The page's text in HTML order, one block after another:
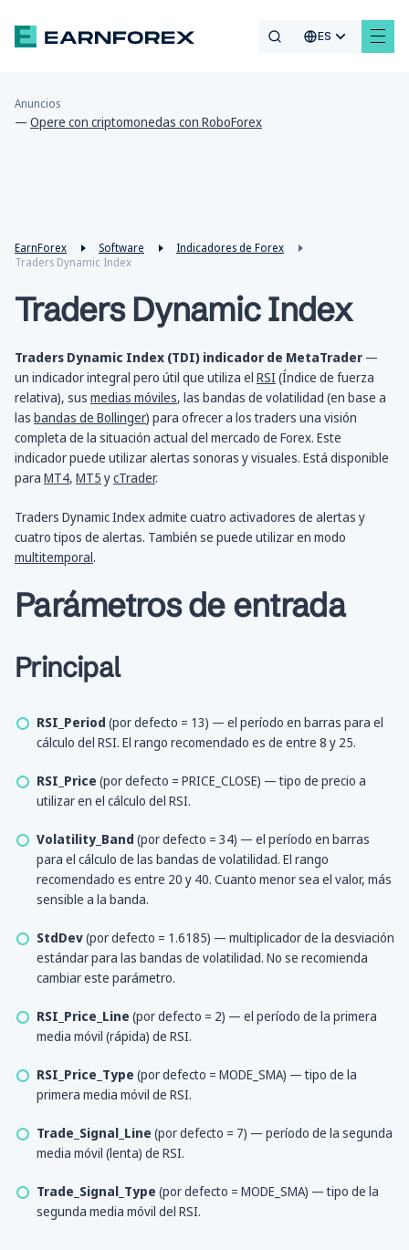
ES
Anuncios
— Opere con criptomonedas con RoboForex
EarnForex Software
Indicadores de Forex
Traders Dynamic Index
Traders Dynamic Index
Traders Dynamic Index (TDI) indicador de MetaTrader —
un indicador integral pero útil que utiliza el RSI (Índice de fuerza
relativa), sus medias móviles, las bandas de volatilidad (en base a
las bandas de Bollinger) para ofrecer a los traders una visión
completa de la situación actual del mercado de Forex. Este
indicador puede utilizar alertas sonoras y visuales. Está disponible
para MT4, MT5 ycTrader.
Traders Dynamic Index admite cuatro activadores de alertas y
cuatro tipos de alertas. También se puede utilizar en modo
multitemporal.
Parámetros de entrada
Principal
RSI_Period (por defecto = 13) — el período en barras para el
cálculo del RSI. El rango recomendado es de entre 8 y 25.
RSI_Price (por defecto = PRICE_CLOSE) — tipo de precio a
utilizar en el cálculo del RSI.
Volatility_Band (por defecto = 34) — el período en barras
para el cálculo de las bandas de volatilidad. El rango
recomendado es entre 20 y 40. Cuanto menor sea el valor, más
sensible a la banda.
StdDev(por defecto = 1.6185) — multiplicador de la desviación
estándar para las bandas de volatilidad. No se recomienda
cambiar este parámetro.
RSI_Price_Line (por defecto = 2) — el período de la primera
media móvil (rápida) de RSI.
RSI_Price_Type (por defecto = MODE_SMA) — tipo de la
primera media móvil de RSI.
Trade_Signal_Line (por defecto = 7) — período de la segunda
media móvil (lenta) de RSI.
Trade_Signal_Type (por defecto = MODE_SMA) — tipo de la
segunda media móvil del RSI.